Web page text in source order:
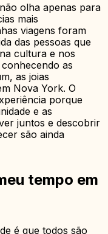
olha apenas para
mais
viagens foram
das pessoas que
cultura e nos
as
as joias
Nova York. O
porque
e as
juntos e descobrir
são ainda
tempo em
é que todos são